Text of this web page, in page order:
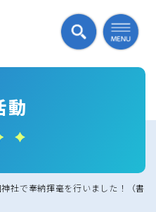
動
社で奉納揮毫を行いました！（書